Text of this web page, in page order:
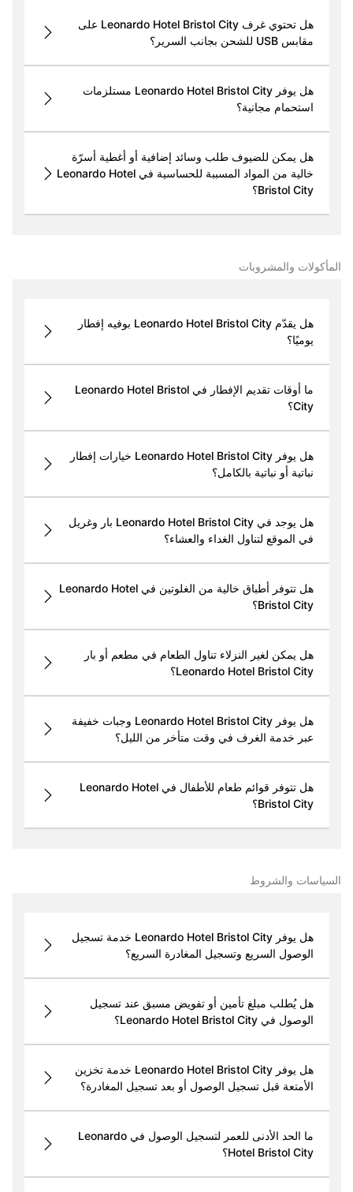
هل تحتوي غرف Leonardo Hotel Bristol City على
مقابس USB للشحن بجانب السرير؟
هل يوفر Leonardo Hotel Bristol City مستلزمات
استحمام مجانية؟
هل يمكن للضيوف طلب وسائد إضافية أو أغطية أسرّة
خالية من المواد المسببة للحساسية في Leonardo Hotel
Bristol City؟
المأكولات والمشروبات
هل يقدّم Leonardo Hotel Bristol City بوفيه إفطار
يوميًا؟
ما أوقات تقديم الإفطار في Leonardo Hotel Bristol
City؟
هل يوفر Leonardo Hotel Bristol City خيارات إفطار
نباتية أو نباتية بالكامل؟
هل يوجد في Leonardo Hotel Bristol City بار وغريل
في الموقع لتناول الغداء والعشاء؟
هل تتوفر أطباق خالية من الغلوتين في Leonardo Hotel
Bristol City؟
هل يمكن لغير النزلاء تناول الطعام في مطعم أو بار
Leonardo Hotel Bristol City؟
هل يوفر Leonardo Hotel Bristol City وجبات خفيفة
عبر خدمة الغرف في وقت متأخر من الليل؟
هل تتوفر قوائم طعام للأطفال في Leonardo Hotel
Bristol City؟
السياسات والشروط
هل يوفر Leonardo Hotel Bristol City خدمة تسجيل
الوصول السريع وتسجيل المغادرة السريع؟
هل يُطلب مبلغ تأمين أو تفويض مسبق عند تسجيل
الوصول في Leonardo Hotel Bristol City؟
هل يوفر Leonardo Hotel Bristol City خدمة تخزين
الأمتعة قبل تسجيل الوصول أو بعد تسجيل المغادرة؟
ما الحد الأدنى للعمر لتسجيل الوصول في Leonardo
Hotel Bristol City؟